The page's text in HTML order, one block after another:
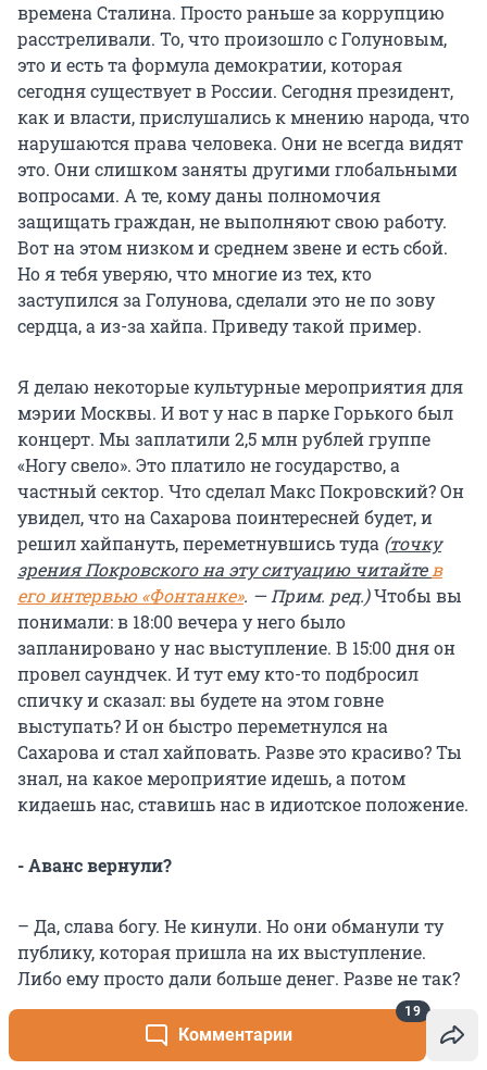
Комментарии
19
времена Сталина. Просто раньше за коррупцию
расстреливали. То, что произошло с Голуновым,
это и есть та формула демократии, которая
сегодня существует в России. Сегодня президент,
как и власти, прислушались к мнению народа, что
нарушаются права человека. Они не всегда видят
это. Они слишком заняты другими глобальными
вопросами. А те, кому даны полномочия
защищать граждан, не выполняют свою работу.
Вот на этом низком и среднем звене и есть сбой.
Но я тебя уверяю, что многие из тех, кто
заступился за Голунова, сделали это не по зову
сердца, а из-за хайпа. Приведу такой пример.
Я делаю некоторые культурные мероприятия для
мэрии Москвы. И вот у нас в парке Горького был
концерт. Мы заплатили 2,5 млн рублей группе
«Ногу свело». Это платило не государство, а
частный сектор. Что сделал Макс Покровский? Он
увидел, что на Сахарова поинтересней будет, и
решил хайпануть, переметнувшись туда (точку
зрения Покровского на эту ситуацию читайте в
его интервью «Фонтанке». — Прим. ред.)Чтобы вы
понимали: в 18:00 вечера у него было
запланировано у нас выступление. В 15:00 дня он
провел саундчек. И тут ему кто-то подбросил
спичку и сказал: вы будете на этом говне
выступать? И он быстро переметнулся на
Сахарова и стал хайповать. Разве это красиво? Ты
знал, на какое мероприятие идешь, а потом
кидаешь нас, ставишь нас в идиотское положение.
- Аванс вернули?
– Да, слава богу. Не кинули. Но они обманули ту
публику, которая пришла на их выступление.
Либо ему просто дали больше денег. Разве не так?
Это называется запрос на правду? Поверьте, не все
артисты ходили на Сахарова из-за своих
убеждений. Они это делают иногда